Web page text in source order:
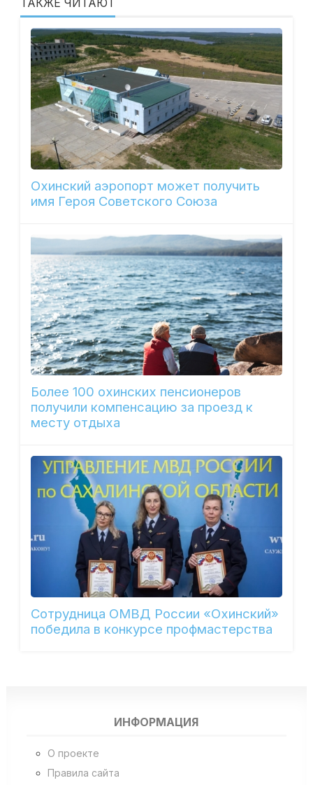
ТАКЖЕ ЧИТАЮТ
Охинский аэропорт может получить
имя Героя Советского Союза
Более 100 охинских пенсионеров
получили компенсацию за проезд к
месту отдыха
Сотрудница ОМВД России «Охинский»
победила в конкурсе профмастерства
ИНФОРМАЦИЯ
О проекте
Правила сайта